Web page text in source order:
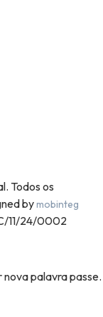
Todos os
bymobinteg
11/24/0002
palavra passe.